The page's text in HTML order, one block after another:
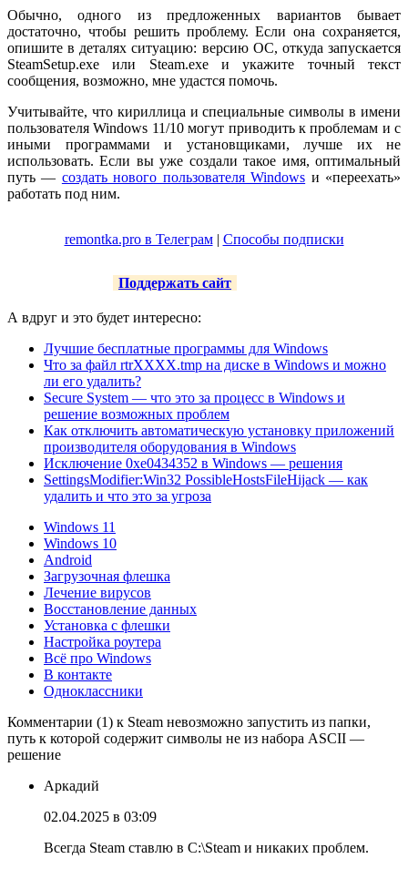
Обычно, одного из предложенных вариантов бывает
достаточно, чтобы решить проблему. Если она сохраняется,
опишите в деталях ситуацию: версию ОС, откуда запускается
SteamSetup.exe или Steam.exe и укажите точный текст
сообщения, возможно, мне удастся помочь.
Учитывайте, что кириллица и специальные символы в имени
пользователя Windows 11/10 могут приводить к проблемам и с
иными программами и установщиками, лучше их не
использовать. Если вы уже создали такое имя, оптимальный
путь — создать нового пользователя Windows и «переехать»
работать под ним.
remontka.pro в Телеграм| Способы подписки
Поддержать сайт
А вдруг и это будет интересно:
Лучшие бесплатные программы для Windows
Что за файл rtrXXXX.tmp на диске в Windows и можно
ли его удалить?
Secure System — что это за процесс в Windows и
решение возможных проблем
Как отключить автоматическую установку приложений
производителя оборудования в Windows
Исключение 0xe0434352 в Windows — решения
SettingsModifier:Win32 PossibleHostsFileHijack — как
удалить и что это за угроза
Windows 11
Windows 10
Android
Загрузочная флешка
Лечение вирусов
Восстановление данных
Установка с флешки
Настройка роутера
Всё про Windows
В контакте
Одноклассники
Комментарии (1) к Steam невозможно запустить из папки,
путь к которой содержит символы не из набора ASCII —
решение
Аркадий
02.04.2025 в 03:09
Всегда Steam ставлю в C:\Steam и никаких проблем.